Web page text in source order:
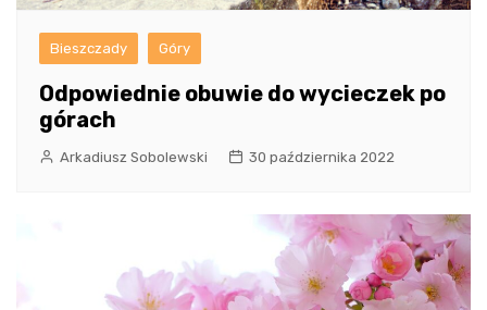
Bieszczady Góry
Odpowiednie obuwie do wycieczek po
górach
Arkadiusz Sobolewski 30 października 2022